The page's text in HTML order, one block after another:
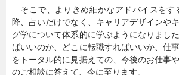
そこで、よりきめ細かなアドバイスをす
降、占いだけでなく、キャリアデザインや
グ学について体系的に学ぶようになりまし
ばいいのか、どこに転職すればいいか、仕
をトータル的に見据えての、今後のお仕事
のご相談に答えて、今に至ります。